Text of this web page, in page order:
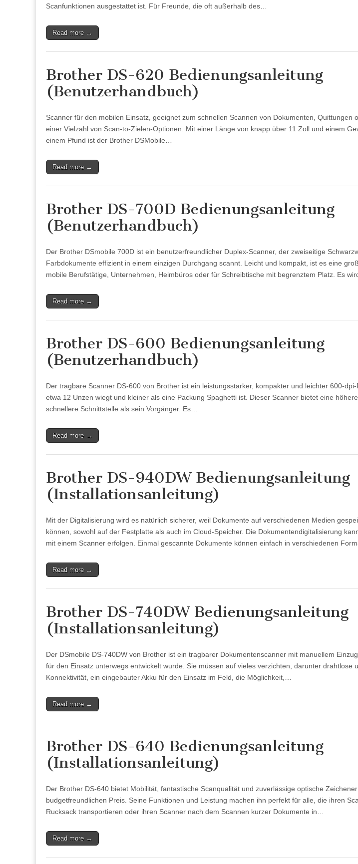
Scanfunktionen ausgestattet ist. Für Freunde, die oft außerhalb des…
Read more →
Brother DS-620 Bedienungsanleitung
(Benutzerhandbuch)
Scanner für den mobilen Einsatz, geeignet zum schnellen Scannen von Dokumenten, Quittungen
einer Vielzahl von Scan-to-Zielen-Optionen. Mit einer Länge von knapp über 11 Zoll und einem
einem Pfund ist der Brother DSMobile…
Read more →
Brother DS-700D Bedienungsanleitung
(Benutzerhandbuch)
Der Brother DSmobile 700D ist ein benutzerfreundlicher Duplex-Scanner, der zweiseitige
Farbdokumente effizient in einem einzigen Durchgang scannt. Leicht und kompakt, ist es eine
mobile Berufstätige, Unternehmen, Heimbüros oder für Schreibtische mit begrenztem Platz. Es
Read more →
Brother DS-600 Bedienungsanleitung
(Benutzerhandbuch)
Der tragbare Scanner DS-600 von Brother ist ein leistungsstarker, kompakter und leichter 600-
etwa 12 Unzen wiegt und kleiner als eine Packung Spaghetti ist. Dieser Scanner bietet eine
schnellere Schnittstelle als sein Vorgänger. Es…
Read more →
Brother DS-940DW Bedienungsanleitung
(Installationsanleitung)
Mit der Digitalisierung wird es natürlich sicherer, weil Dokumente auf verschiedenen Medien
können, sowohl auf der Festplatte als auch im Cloud-Speicher. Die Dokumentendigitalisierung
mit einem Scanner erfolgen. Einmal gescannte Dokumente können einfach in verschiedenen
Read more →
Brother DS-740DW Bedienungsanleitung
(Installationsanleitung)
Der DSmobile DS-740DW von Brother ist ein tragbarer Dokumentenscanner mit manuellem
für den Einsatz unterwegs entwickelt wurde. Sie müssen auf vieles verzichten, darunter drahtlose
Konnektivität, ein eingebauter Akku für den Einsatz im Feld, die Möglichkeit,…
Read more →
Brother DS-640 Bedienungsanleitung
(Installationsanleitung)
Der Brother DS-640 bietet Mobilität, fantastische Scanqualität und zuverlässige optische
budgetfreundlichen Preis. Seine Funktionen und Leistung machen ihn perfekt für alle, die ihren
Rucksack transportieren oder ihren Scanner nach dem Scannen kurzer Dokumente in…
Read more →